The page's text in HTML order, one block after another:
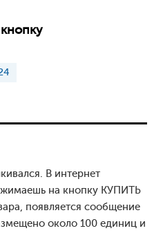
В интернет
на кнопку КУПИТЬ
появляется сообщение
около 100 единиц и